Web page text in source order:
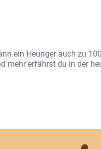
ein Heuriger auch zu
mehr erfährst du in der